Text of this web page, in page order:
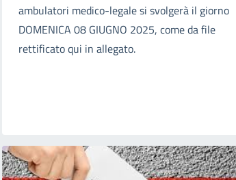
ambulatori medico-legale si svolgerà il giorno
DOMENICA 08 GIUGNO 2025, come da file
rettificato qui in allegato.